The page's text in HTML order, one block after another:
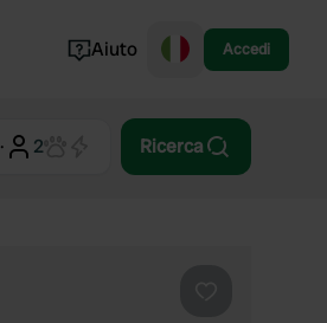
Portogallo
Aiuto Accedi
· 2 Ricerca